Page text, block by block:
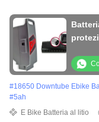
#18650 Downtube Ebike
#5ah
E Bike Batteria al litio